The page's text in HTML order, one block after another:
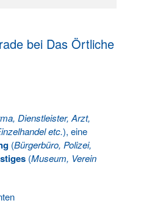
bei Das Örtliche
Dienstleister, Arzt,
etc.), eine
(Bürgerbüro, Polizei,
(Museum, Verein